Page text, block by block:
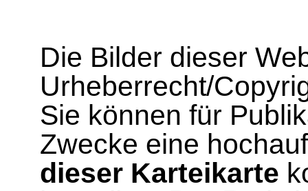
Die Bilder dieser
Urheberrecht/
Sie können für
Zwecke eine
dieser Karteikarte